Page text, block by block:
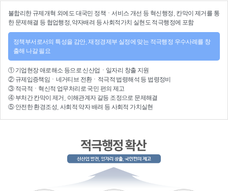
불합리한 규제개혁 외에도 대국민 정책ㆍ서비스 개선 등 혁신행정 , 칸막이 제거를 통
한 문제해결 등 협업행정 ,약자배려 등사회적가치 실현 도 적극행정에 포함
정책부서로서의 특성을 감안, 재정경제부 실정에 맞는 적극행정 우수사례를 창
출해 나갈 필요
① 기업현장 애로해소 등으로 신산업 ㆍ 일자리 창출 지원
② 규제입증책임 ㆍ 네거티브 전환ㆍ적극적 법령해석 등 법령정비
③ 적극적 ㆍ 혁신적 업무처리 로 국민 편의 제고
④ 부처간 칸막이 제거, 이해관계자 갈등 조정으로 문제해결
⑤ 안전한 환경조성, 사회적 약자 배려 등 사회적 가치실현